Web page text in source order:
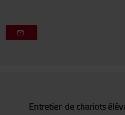
Entretien de chariots